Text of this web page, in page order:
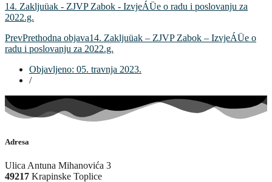
14. Zakljuüak - ZJVP Zabok - IzvjeÁÜe o radu i poslovanju za
2022.g.
PrevPrethodna objava14. Zakljuüak – ZJVP Zabok – IzvjeÁÜe o
radu i poslovanju za 2022.g.
Objavljeno: 05. travnja 2023.
/
Adresa
Ulica Antuna Mihanovića 3
49217 Krapinske Toplice